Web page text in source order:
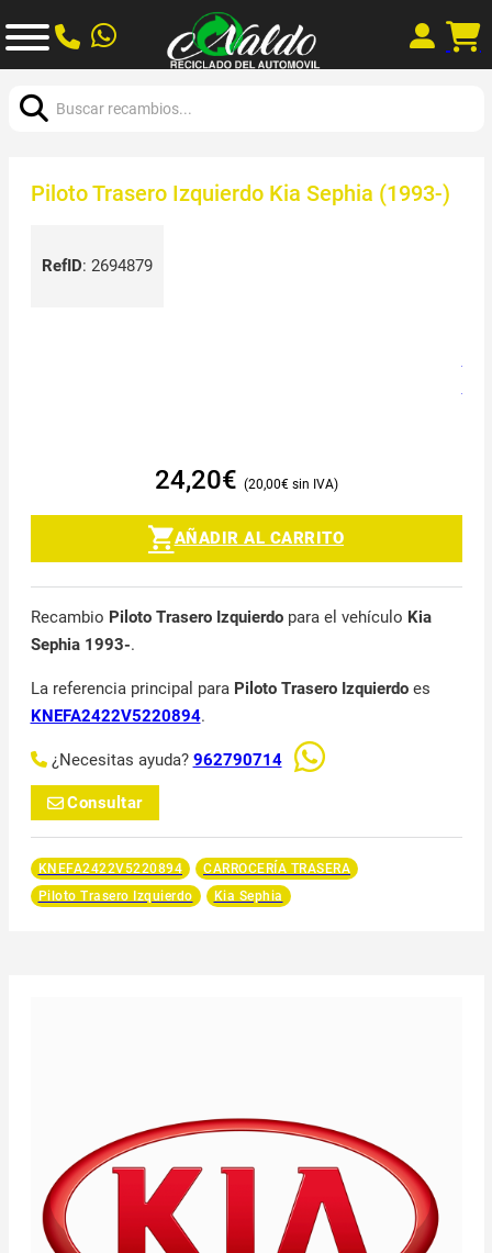
Piloto Trasero Izquierdo Kia Sephia (1993-)
RefID: 2694879
24,20€ 20,00€
AÑADIR AL CARRITO
Recambio Piloto Trasero Izquierdopara el vehículo Kia
Sephia 1993-.
La referencia principal para Piloto Trasero Izquierdoes
KNEFA2422V5220894.
¿Necesitas ayuda? 962790714
Consultar
KNEFA2422V5220894
CARROCERÍA TRASERA
Piloto Trasero Izquierdo
Kia Sephia